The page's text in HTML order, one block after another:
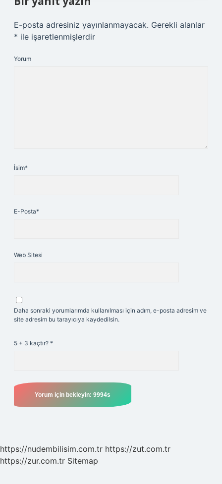
E-posta adresiniz yayınlanmayacak. Gerekli alanlar
* ile işaretlenmişlerdir
Yorum
İsim*
E-Posta*
Web Sitesi
Daha sonraki yorumlarımda kullanılması için adım, e-posta adresim ve
site adresim bu tarayıcıya kaydedilsin.
5 + 3 kaçtır? *
https://nudembilisim.com.tr https://zut.com.tr
https://zur.com.tr Sitemap